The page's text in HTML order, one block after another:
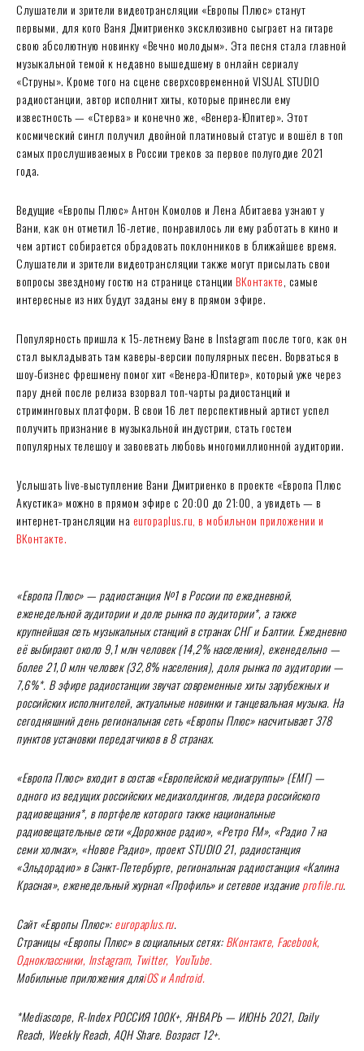
Слушатели и зрители видеотрансляции «Европы Плюс» станут
первыми, для кого Ваня Дмитриенко эксклюзивно сыграет на гитаре
свою абсолютную новинку «Вечно молодым». Эта песня стала главной
музыкальной темой к недавно вышедшему в онлайн сериалу
«Струны». Кроме того на сцене сверхсовременной VISUAL STUDIO
радиостанции, автор исполнит хиты, которые принесли ему
известность — «Стерва» и конечно же, «Венера-Юпитер». Этот
космический сингл получил двойной платиновый статус и вошёл в топ
самых прослушиваемых в России треков за первое полугодие 2021
года.
Ведущие «Европы Плюс» Антон Комолов и Лена Абитаева узнают у
Вани, как он отметил 16-летие, понравилось ли ему работать в кино и
чем артист собирается обрадовать поклонников в ближайшее время.
Слушатели и зрители видеотрансляции также могут присылать свои
вопросы звездному гостю на странице станции ВКонтакте, самые
интересные из них будут заданы ему в прямом эфире.
Популярность пришла к 15-летнему Ване в Instagram после того, как он
стал выкладывать там каверы-версии популярных песен. Ворваться в
шоу-бизнес фрешмену помог хит «Венера-Юпитер», который уже через
пару дней после релиза взорвал топ-чарты радиостанций и
стриминговых платформ. В свои 16 лет перспективный артист успел
получить признание в музыкальной индустрии, стать гостем
популярных телешоу и завоевать любовь многомиллионной аудитории.
Услышать live-выступление Вани Дмитриенко в проекте «Европа Плюс
Акустика» можно в прямом эфире с 20:00 до 21:00, а увидеть — в
интернет-трансляции на europaplus.ru, в мобильном приложении и
ВКонтакте.
«Европа Плюс» — радиостанция №1 в России по ежедневной,
еженедельной аудитории и доле рынка по аудитории*, а также
крупнейшая сеть музыкальных станций в странах СНГ и Балтии. Ежедневно
её выбирают около 9,1 млн человек (14,2% населения), еженедельно —
более 21,0 млн человек (32,8% населения), доля рынка по аудитории —
7,6%*. В эфире радиостанции звучат современные хиты зарубежных и
российских исполнителей, актуальные новинки и танцевальная музыка. На
сегодняшний день региональная сеть «Европы Плюс» насчитывает 378
пунктов установки передатчиков в 8 странах.
«Европа Плюс» входит в состав «Европейской медиагруппы» (ЕМГ) —
одного из ведущих российских медиахолдингов, лидера российского
радиовещания*, в портфеле которого также национальные
радиовещательные сети «Дорожное радио», «Ретро FM», «Радио 7 на
семи холмах», «Новое Радио», проект STUDIO 21, радиостанция
«Эльдорадио» в Санкт-Петербурге, региональная радиостанция «Калина
Красная», еженедельный журнал «Профиль» и сетевое издание profile.ru.
Сайт «Европы Плюс»:europaplus.ru.
Страницы «Европы Плюс» в социальных сетях: ВКонтакте, Facebook,
Одноклассники, Instagram, Twitter, YouTube.
Мобильные приложения дляiOS и Android.
*Mediascope, R-IndexРОССИЯ100К+, ЯНВАРЬ— ИЮНЬ2021, Daily
Reach, Weekly Reach, AQH Share. Возраст 12+.